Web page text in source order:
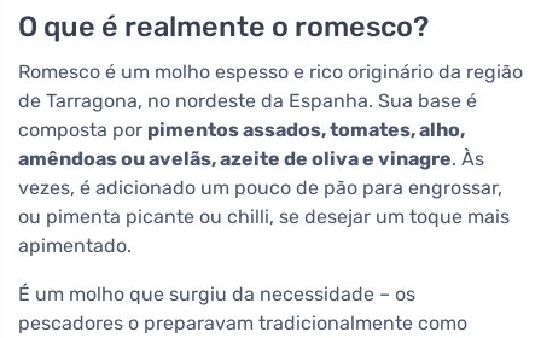
O que é realmente o romesco?
Romesco é um molho espesso e rico originário da região
de Tarragona, no nordeste da Espanha. Sua base é
composta por pimentos assados, tomates, alho,
amêndoas ou avelãs, azeite de oliva e vinagre. Às
vezes, é adicionado um pouco de pão para engrossar,
ou pimenta picante ou chilli, se desejar um toque mais
apimentado.
É um molho que surgiu da necessidade – os
pescadores o preparavam tradicionalmente como